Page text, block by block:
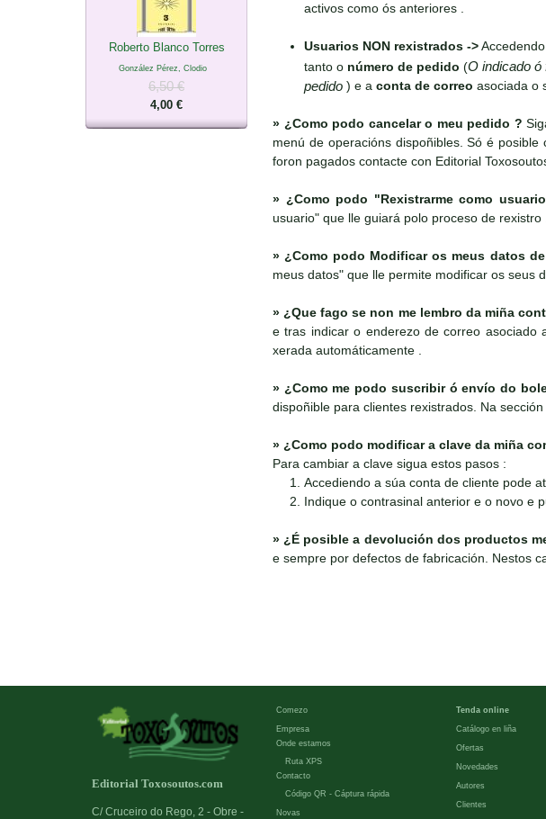
Roberto Blanco Torres
González Pérez, Clodio
6,50 €
4,00 €
activos como ós anteriores .
Usuarios NON rexistrados ->
tanto o número de pedido (O indicado ó
pedido ) e a conta de correo asociada o
» ¿Como podo cancelar o meu pedido ?
menú de operacións dispoñibles. Só é
foron pagados contacte con Editorial
» ¿Como podo "Rexistrarme como
usuario" que lle guiará polo proceso de rexistro .
» ¿Como podo Modificar os meus datos
meus datos" que lle permite modificar os seus
» ¿Que fago se non me lembro da miña
e tras indicar o enderezo de correo asociado
xerada automáticamente .
» ¿Como me podo suscribir ó envío do
dispoñible para clientes rexistrados. Na
» ¿Como podo modificar a clave da miña
Para cambiar a clave sigua estos pasos :
Accediendo a súa conta de cliente pode
Indique o contrasinal anterior e o novo e
» ¿É posible a devolución dos productos
e sempre por defectos de fabricación. Nestos
Editorial Toxosoutos.com
C/ Cruceiro do Rego, 2 - Obre -
Comezo
Empresa
Onde estamos
Ruta XPS
Contacto
Código QR - Cáptura rápida
Novas
Tenda online
Catálogo en liña
Ofertas
Novedades
Autores
Clientes